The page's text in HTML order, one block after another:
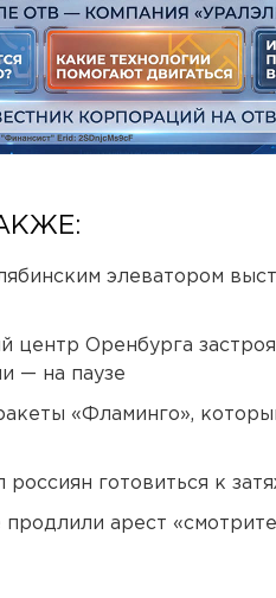
элеватором
центр Оренбурга
— на паузе
«Фламинго»,
готовиться к
продлили арест